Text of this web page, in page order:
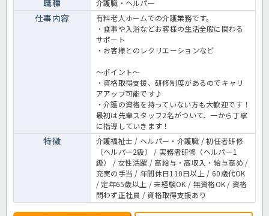
職種 介護職・ヘルパー
仕事内容
有料老人ホームでの介護業務です。
・食事や入浴などお客様の生活全般に関わる
サポート
・お客様とのレクリエーションなど
～ポイント～
・資格取得支援、研修制度があるのでキャリ
アアップ可能です♪
・介護の資格を持っていない方も大歓迎です！
最初は先輩スタッフ2名がついて、一から丁寧
に指導していきます！
特徴
介護福祉士 / ヘルパー・介護職 / 初任者研修
（ヘルパー2級） / 実務者研修（ヘルパー1
級） / 女性活躍 / 高給与・高収入・給与高め /
充実の手当 / 年間休日110日以上 / 60歳代OK
/ 定年65歳以上 / 未経験OK / 無資格OK / 資格
問わず正社員 / 資格取得支援あり